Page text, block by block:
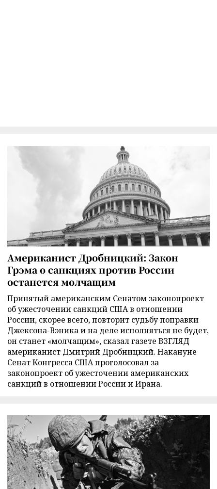
Американист Дробницкий: Закон
Грэма о санкциях против России
останется молчащим
Принятый американским Сенатом законопроект
об ужесточении санкций США в отношении
России, скорее всего, повторит судьбу поправки
Джексона-Вэника и на деле исполняться не будет,
он станет «молчащим», сказал газете ВЗГЛЯД
американист Дмитрий Дробницкий. Накануне
Сенат Конгресса США проголосовал за
законопроект об ужесточении американских
санкций в отношении России и Ирана.